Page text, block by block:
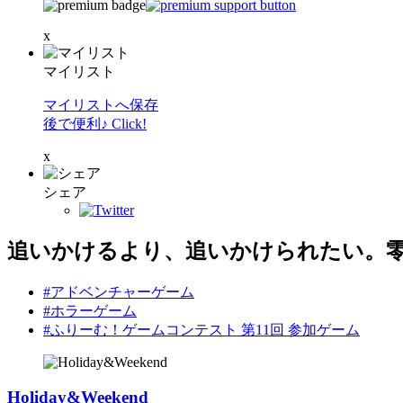
x
マイリスト
マイリストへ保存
後で便利♪ Click!
x
シェア
追いかけるより、追いかけられたい。
#アドベンチャーゲーム
#ホラーゲーム
#ふりーむ！ゲームコンテスト 第11回 参加ゲーム
Holiday&Weekend